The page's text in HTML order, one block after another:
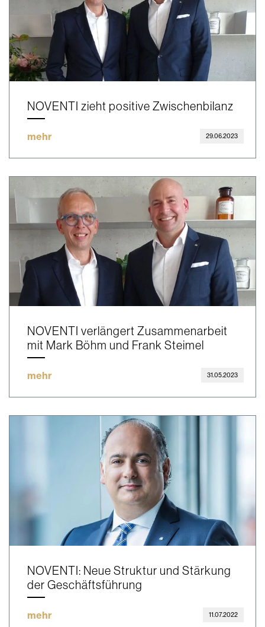
NOVENTI zieht positive Zwischenbilanz
mehr 29.06.2023
NOVENTI verlängert Zusammenarbeit
mit Mark Böhm und Frank Steimel
mehr 31.05.2023
NOVENTI: Neue Struktur und Stärkung
der Geschäftsführung
mehr 11.07.2022